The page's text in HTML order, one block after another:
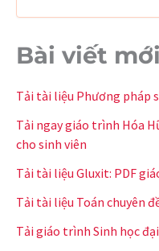
Bài viết
Tải tài liệu Phương pháp
Tải ngay giáo trình Hóa
cho sinh viên
Tải tài liệu Gluxit: PDF
Tải tài liệu Toán chuyên
Tải giáo trình Sinh học